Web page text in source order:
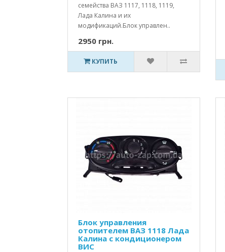
семейства ВАЗ 1117, 1118, 1119,
Лада Калина и их
модификаций.Блок управлен..
2950 грн.
КУПИТЬ
Блок управления
отопителем ВАЗ 1118 Лада
Калина с кондиционером
ВИС